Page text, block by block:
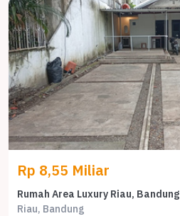
Rp 8,55 Miliar
Riau, Bandung